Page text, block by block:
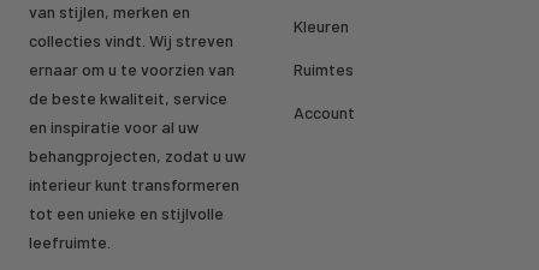
van stijlen, merken en
collecties vindt. Wij streven
ernaar om u te voorzien van
de beste kwaliteit, service
en inspiratie voor al uw
behangprojecten, zodat u uw
interieur kunt transformeren
tot een unieke en stijlvolle
leefruimte.
Kleuren
Ruimtes
Account